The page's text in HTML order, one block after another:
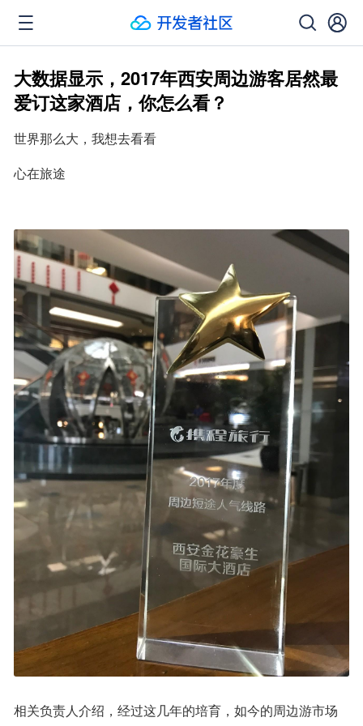
大数据显示，2017年西安周边游客居然最
爱订这家酒店，你怎么看？
世界那么大，我想去看看
心在旅途
相关负责人介绍，经过这几年的培育，如今的周边游市场